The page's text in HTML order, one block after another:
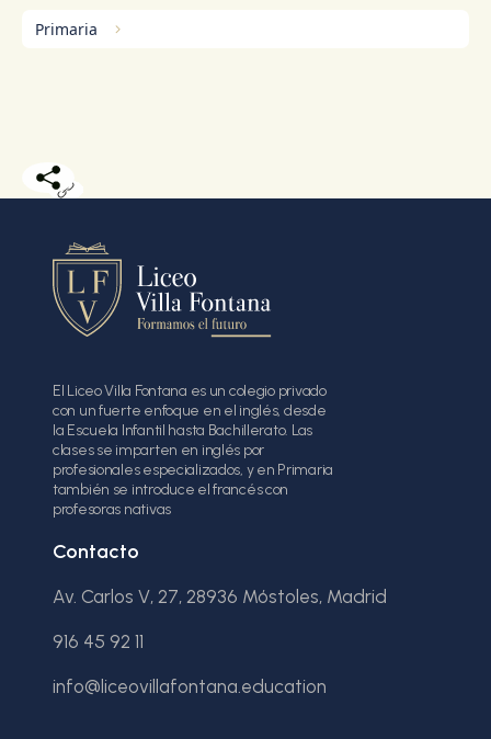
Primaria
El Liceo Villa Fontana es un colegio privado
con un fuerte enfoque en el inglés, desde
la Escuela Infantil hasta Bachillerato. Las
clases se imparten en inglés por
profesionales especializados, y en Primaria
también se introduce el francés con
profesoras nativas
Contacto
Av. Carlos V, 27, 28936 Móstoles, Madrid
916 45 92 11
info@liceovillafontana.education